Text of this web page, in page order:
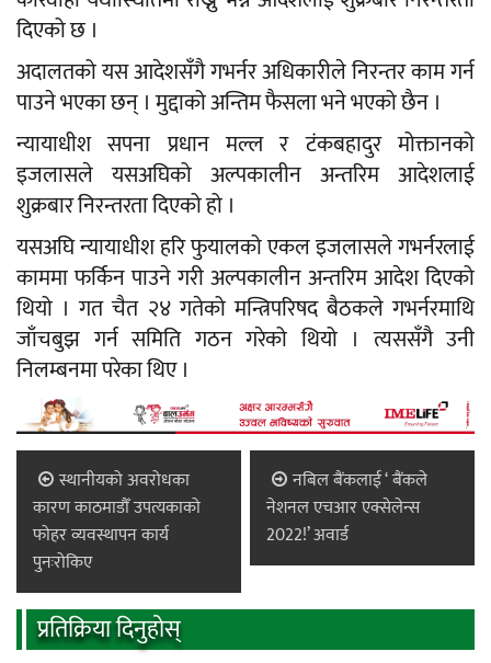
दिएको छ ।
अदालतको यस आदेशसँगै गभर्नर अधिकारीले निरन्तर काम गर्न
पाउने भएका छन् । मुद्दाको अन्तिम फैसला भने भएको छैन ।
न्यायाधीश सपना प्रधान मल्ल र टंकबहादुर मोक्तानको
इजलासले यसअघिको अल्पकालीन अन्तरिम आदेशलाई
शुक्रबार निरन्तरता दिएको हो ।
यसअघि न्यायाधीश हरि फुयालको एकल इजलासले गभर्नरलाई
काममा फर्किन पाउने गरी अल्पकालीन अन्तरिम आदेश दिएको
थियो । गत चैत २४ गतेको मन्त्रिपरिषद बैठकले गभर्नरमाथि
जाँचबुझ गर्न समिति गठन गरेको थियो । त्यससँगै उनी
निलम्बनमा परेका थिए ।
स्थानीयको अवरोधका
कारण काठमाडौँ उपत्यकाको
फोहर व्यवस्थापन कार्य
पुनःरोकिए
नबिल बैंकलाई ‘ बैंकले
नेशनल एचआर एक्सेलेन्स
2022!’ अवार्ड
प्रतिक्रिया दिनुहोस्